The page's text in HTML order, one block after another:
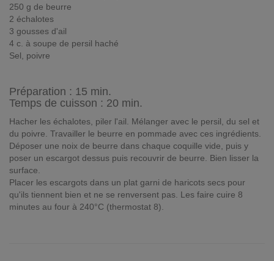
250 g de beurre
2 échalotes
3 gousses d'ail
4 c. à soupe de persil haché
Sel, poivre
Préparation : 15 min.
Temps de cuisson : 20 min.
Hacher les échalotes, piler l'ail. Mélanger avec le persil, du sel et
du poivre. Travailler le beurre en pommade avec ces ingrédients.
Déposer une noix de beurre dans chaque coquille vide, puis y
poser un escargot dessus puis recouvrir de beurre. Bien lisser la
surface.
Placer les escargots dans un plat garni de haricots secs pour
qu'ils tiennent bien et ne se renversent pas. Les faire cuire 8
minutes au four à 240°C (thermostat 8).